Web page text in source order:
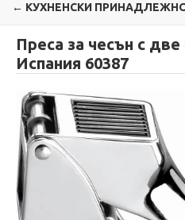
← КУХНЕНСКИ
Преса за чесън с
Испания 60387